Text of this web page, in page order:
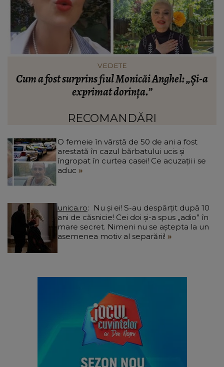
VEDETE
Loredana Chivu și Sorin Nicolescu s-ar fi
despărțit! Cei doi se pregăteau de nuntă. „Chiar
RECOMANDĂRI
O femeie în vârstă de 50 de ani a fost
arestată în cazul bărbatului ucis și
îngropat în curtea casei! Ce acuzații i se
aduc
unica.ro
ani de căsnicie! Cei doi și-a spus „adio” în
mare secret. Nimeni nu se aștepta la un
asemenea motiv al separării!